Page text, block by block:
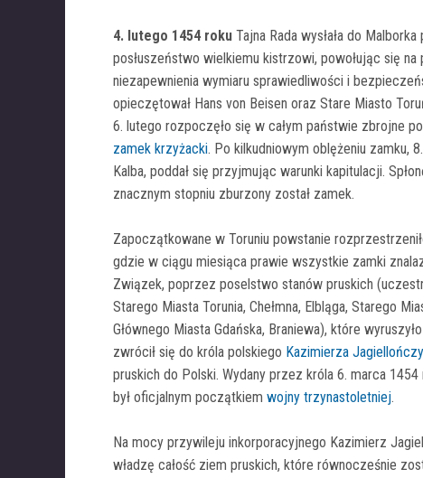
4. lutego 1454 roku Tajna Rada wysłała do
posłuszeństwo wielkiemu kistrzowi, powołując się
niezapewnienia wymiaru sprawiedliwości i
opieczętował Hans von Beisen oraz Stare Miasto
6. lutego rozpoczęło się w całym państwie zbrojne
zamek krzyżacki. Po kilkudniowym oblężeniu zamku,
Kalba, poddał się przyjmując warunki kapitulacji.
znacznym stopniu zburzony został zamek.
Zapoczątkowane w Toruniu powstanie
gdzie w ciągu miesiąca prawie wszystkie zamki
Związek, poprzez poselstwo stanów pruskich
Starego Miasta Torunia, Chełmna, Elbląga, Starego
Głównego Miasta Gdańska, Braniewa), które
zwrócił się do króla polskiego Kazimierza
pruskich do Polski. Wydany przez króla 6. marca
był oficjalnym początkiem wojny trzynastoletniej.
Na mocy przywileju inkorporacyjnego Kazimierz
władzę całość ziem pruskich, które równocześnie